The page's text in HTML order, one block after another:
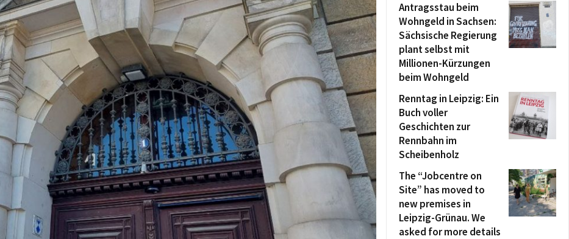
Antragsstau beim
Wohngeld in Sachsen:
Sächsische Regierung
plant selbst mit
Millionen-Kürzungen
beim Wohngeld
Renntag in Leipzig: Ein
Buch voller
Geschichten zur
Rennbahn im
Scheibenholz
The “Jobcentre on
Site” has moved to
new premises in
Leipzig-Grünau. We
asked for more details